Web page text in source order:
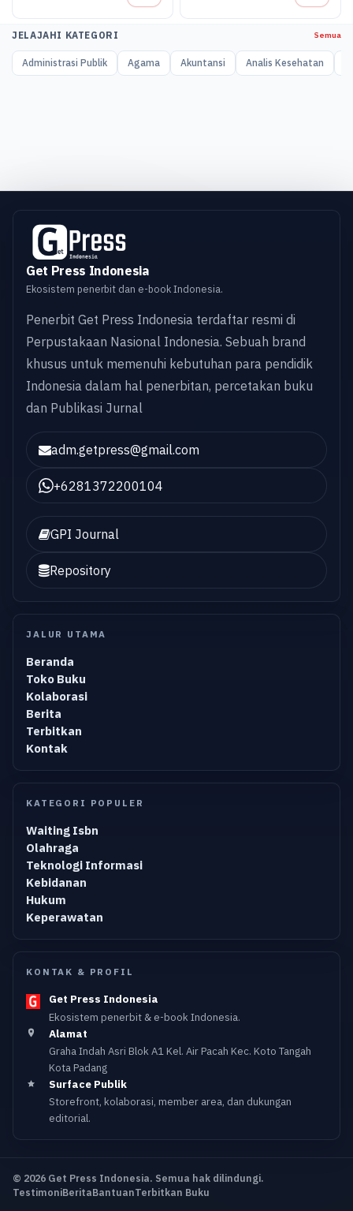
JELAJAHI KATEGORI Semua
Administrasi Publik Agama Akuntansi Analis Kesehatan
Get Press Indonesia
Ekosistem penerbit dan e-book Indonesia.
Penerbit Get Press Indonesia terdaftar resmi di
Perpustakaan Nasional Indonesia. Sebuah brand
khusus untuk memenuhi kebutuhan para pendidik
Indonesia dalam hal penerbitan, percetakan buku
dan Publikasi Jurnal
adm.getpress@gmail.com
+6281372200104
GPI Journal
Repository
JALUR UTAMA
Beranda
Toko Buku
Kolaborasi
Berita
Terbitkan
Kontak
KATEGORI POPULER
Waiting Isbn
Olahraga
Teknologi Informasi
Kebidanan
Hukum
Keperawatan
KONTAK & PROFIL
Get Press Indonesia
Ekosistem penerbit & e-book Indonesia.
Alamat
Graha Indah Asri Blok A1 Kel. Air Pacah Kec. Koto Tangah
Kota Padang
Surface Publik
Storefront, kolaborasi, member area, dan dukungan
editorial.
© 2026 Get Press Indonesia. Semua hak dilindungi.
TestimoniBeritaBantuanTerbitkan Buku